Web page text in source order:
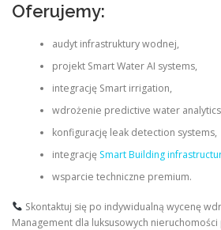
Oferujemy:
audyt infrastruktury wodnej,
projekt Smart Water AI systems,
integrację Smart irrigation,
wdrożenie predictive water
konfigurację leak detection systems,
integrację Smart Building
wsparcie techniczne premium.
Skontaktuj się po indywidualną wycenę
Management dla luksusowych